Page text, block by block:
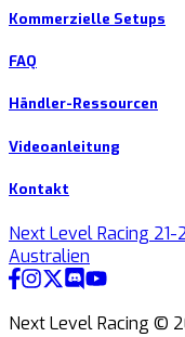
Kommerzielle Setups
FAQ
Händler-Ressourcen
Videoanleitung
Kontakt
Next Level Racing 21-
Australien
Next Level Racing ©